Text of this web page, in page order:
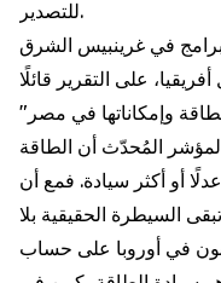
للتصدير.
في غرينبيس الشرق
"لأول مرة يمكننا قياس فجوات سيادة الطاقة وإمكاناتها في مصر
المُحدّث أن الطاقة
أو أكثر سيادة. فمع أن
السيطرة الحقيقية بلا
في أوروبا على حساب